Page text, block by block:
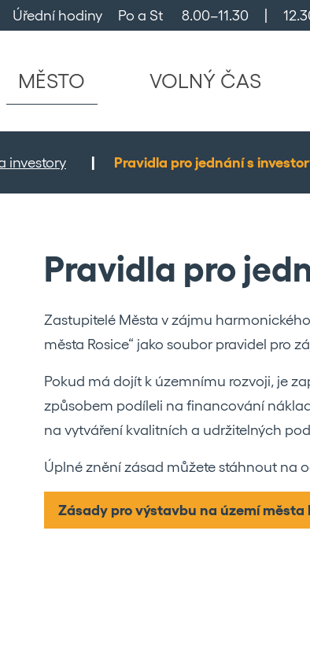
Úřední hodiny     Po a St      8.00–11.30     |
MĚSTO VOLNÝ ČAS
investory Pravidla pro jednání s
Pravidla pro
Zastupitelé Města v zájmu
města Rosice“ jako soubor pravidel pro
Pokud má dojít k územnímu rozvoji, je
způsobem podíleli na financování
na vytváření kvalitních a udržitelných
Úplné znění zásad můžete stáhnout na
Zásady pro výstavbu na území města